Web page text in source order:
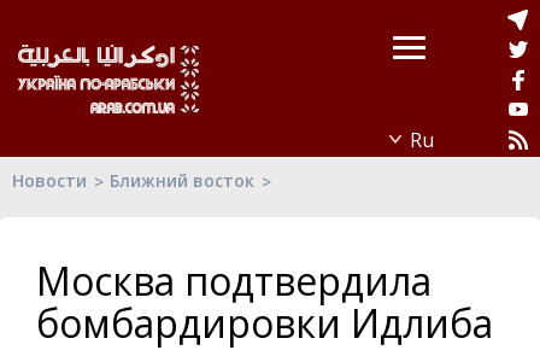
Новости Ближний восток
Москва подтвердила
бомбардировки Идлиба